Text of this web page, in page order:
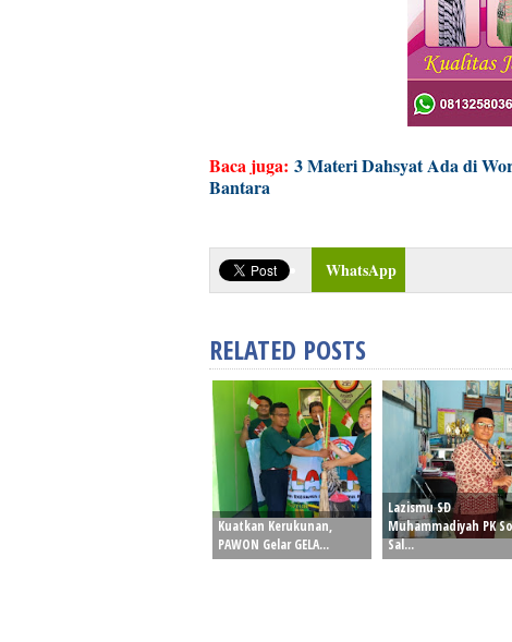
Baca juga: 3 Materi Dahsyat Ada di
Bantara
WhatsApp
RELATED POSTS
Kuatkan Kerukunan,
PAWON Gelar GELA...
Lazismu SD
Muhammadiyah PK
Sal...